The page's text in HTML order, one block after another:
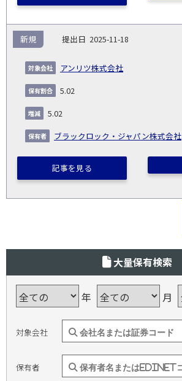
2025-11-18
アンリツ株式会社
新規
5.02
5.02
ブラックロック・ジャパン株式会社
記事を見る
大量保有検索
年 月
対象会社
保有者